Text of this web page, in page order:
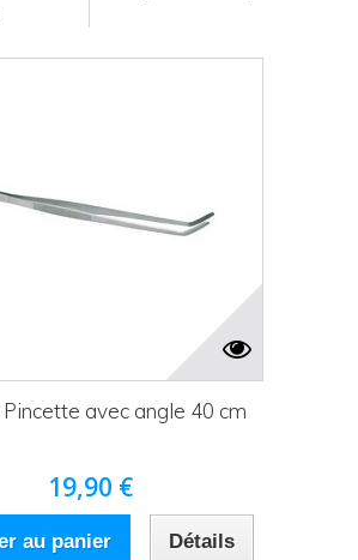
avec angle 40 cm
19,90 €
au panier Détails